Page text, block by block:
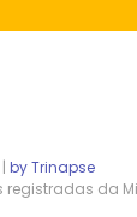
by Trinapse
registradas da